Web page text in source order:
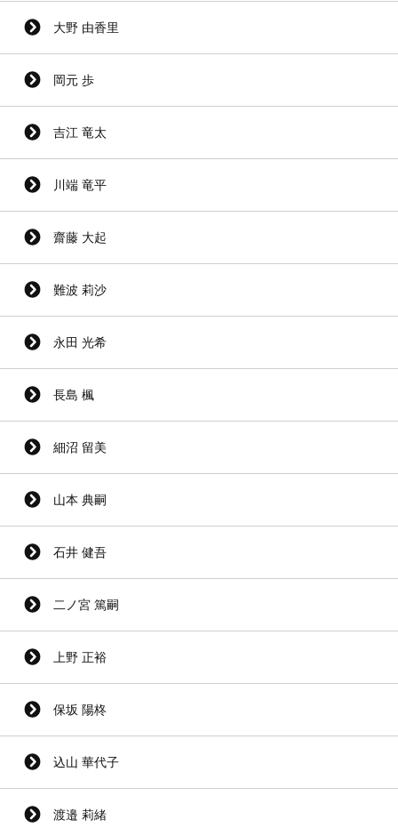
大野 由香里
岡元 歩
吉江 竜太
川端 竜平
齋藤 大起
難波 莉沙
永田 光希
長島 楓
細沼 留美
山本 典嗣
石井 健吾
二ノ宮 篤嗣
上野 正裕
保坂 陽柊
込山 華代子
渡邉 莉緒